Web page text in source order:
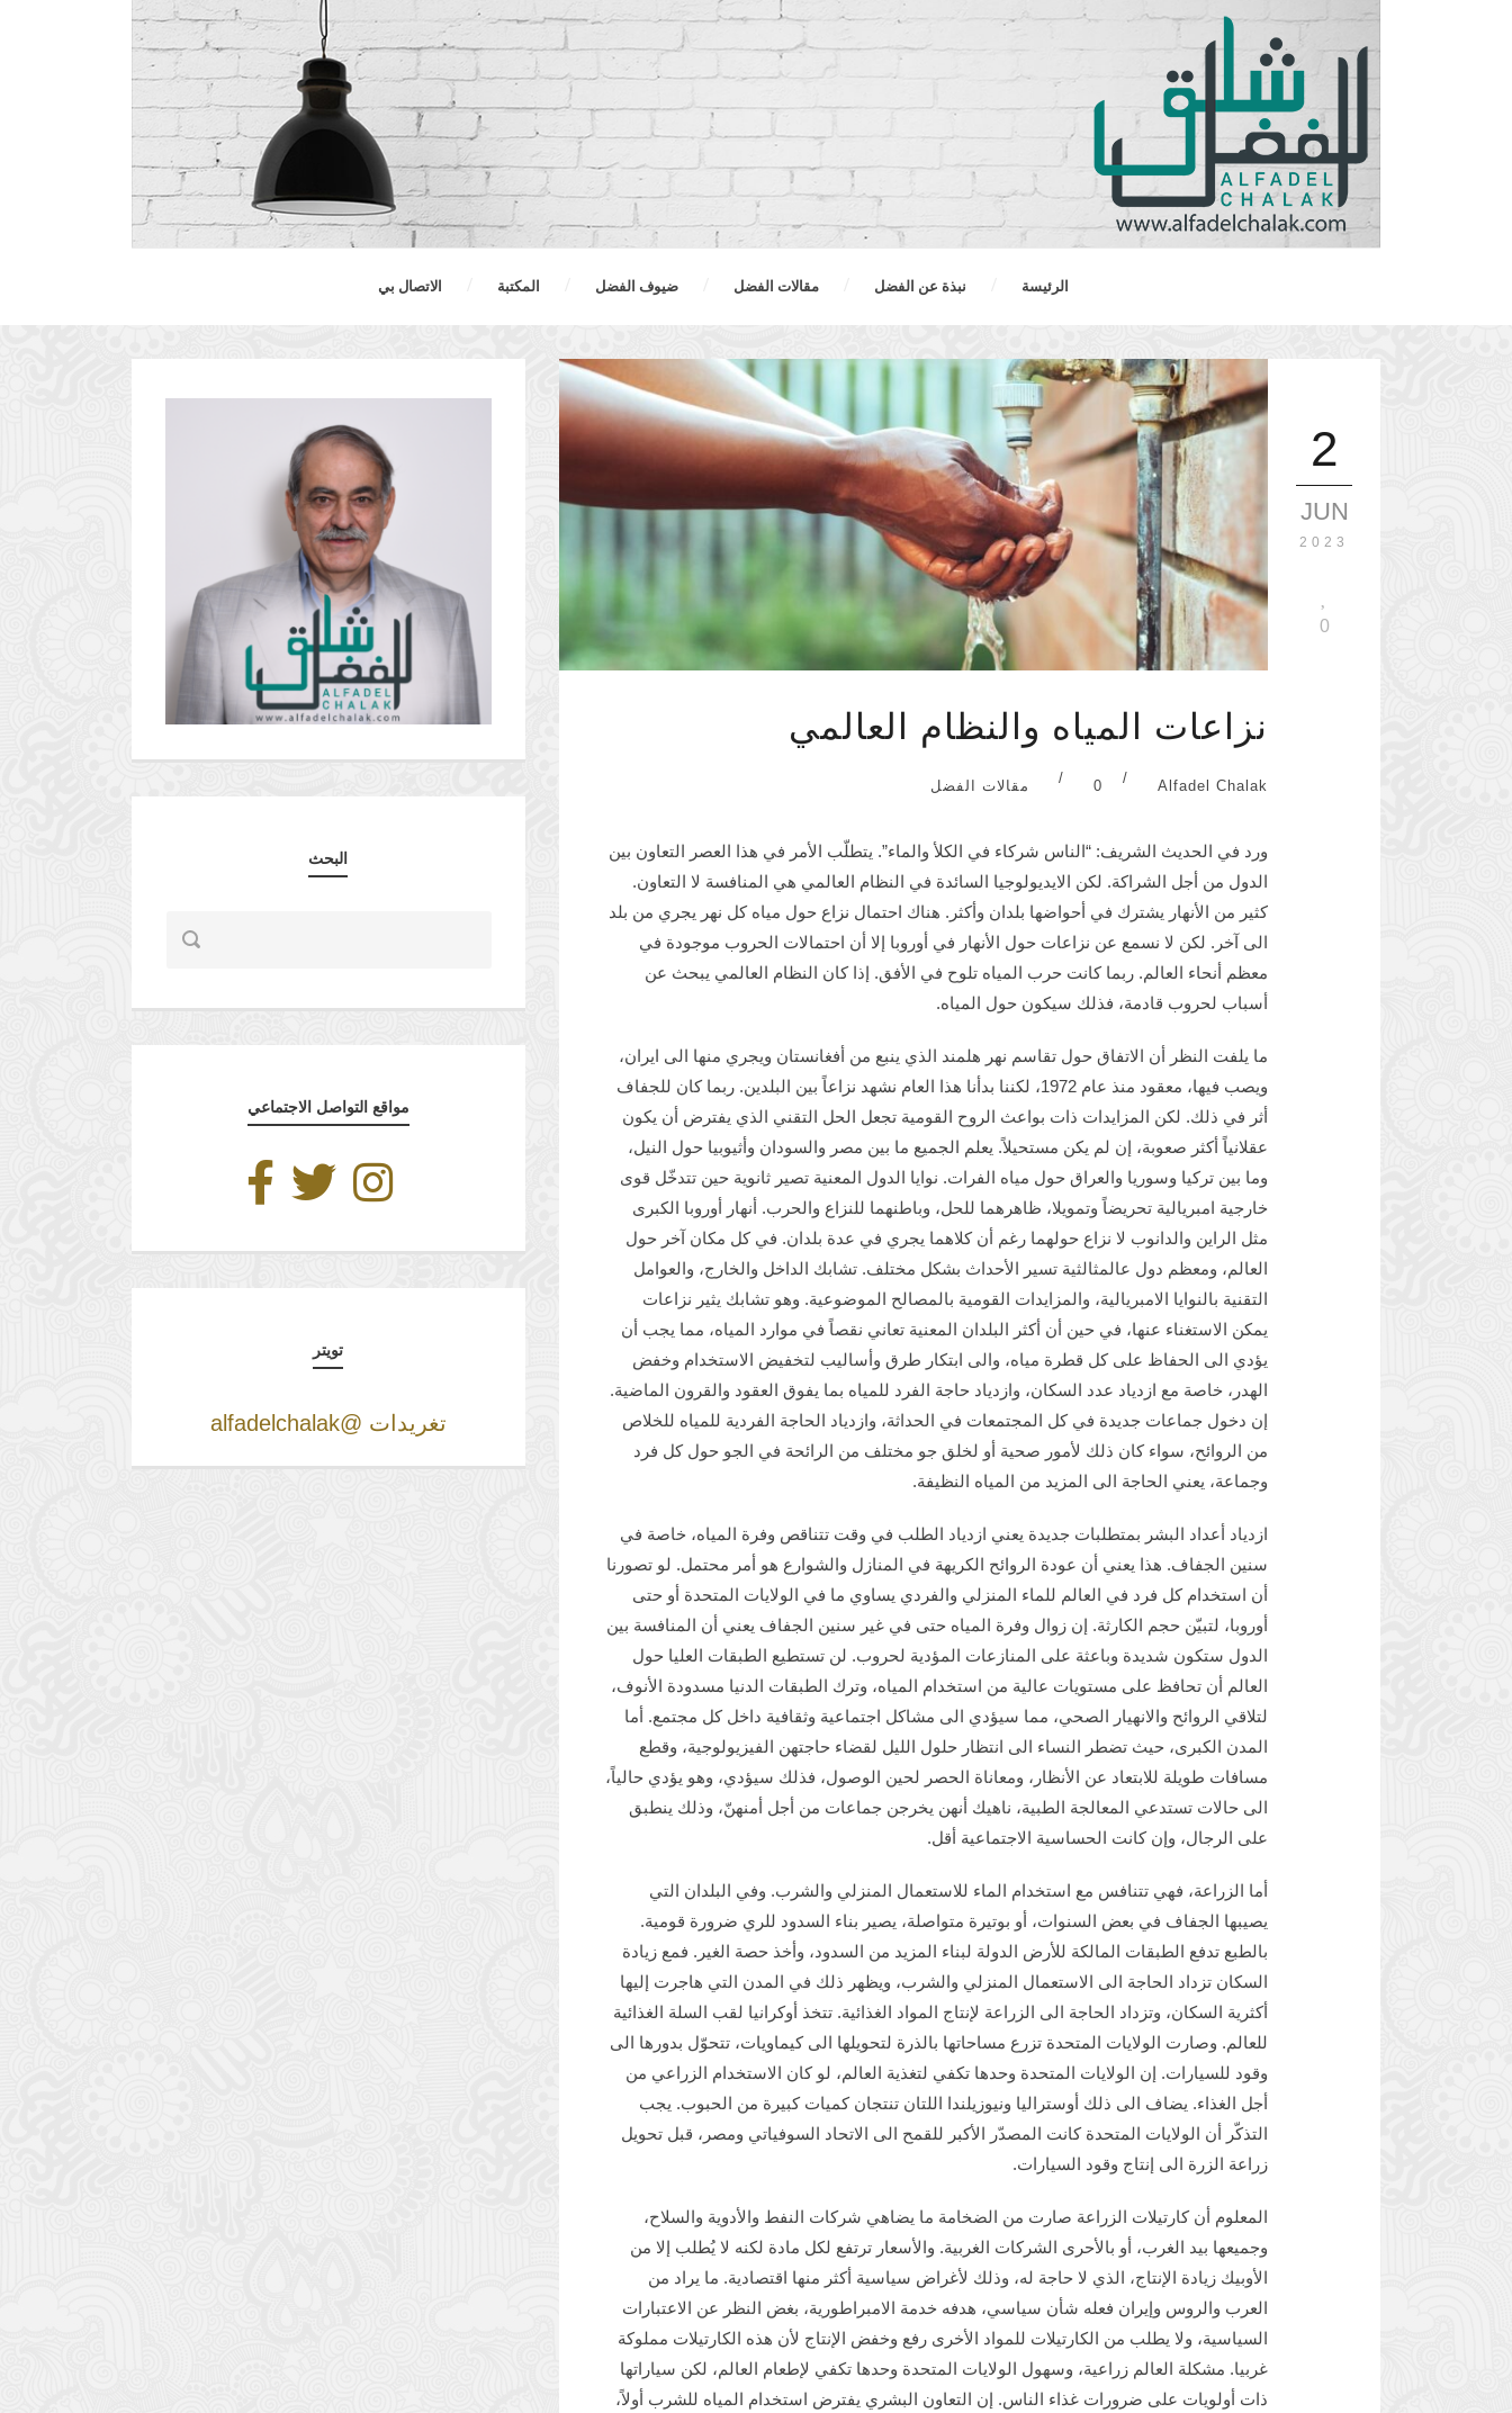
الرئيسة نبذة عن الفضل مقالات الفضل ضيوف الفضل المكتبة الاتصال بي
2
JUN
2023
0
نزاعات المياه والنظام العالمي
Alfadel Chalak
/
0
/ مقالات الفضل
ورد في الحديث الشريف: “الناس شركاء في الكلأ والماء”. يتطلّب الأمر في هذا العصر التعاون بين
الدول من أجل الشراكة. لكن الايديولوجيا السائدة في النظام العالمي هي المنافسة لا التعاون.
كثير من الأنهار يشترك في أحواضها بلدان وأكثر. هناك احتمال نزاع حول مياه كل نهر يجري من بلد
الى آخر. لكن لا نسمع عن نزاعات حول الأنهار في أوروبا إلا أن احتمالات الحروب موجودة في
معظم أنحاء العالم. ربما كانت حرب المياه تلوح في الأفق. إذا كان النظام العالمي يبحث عن
أسباب لحروب قادمة، فذلك سيكون حول المياه.
ما يلفت النظر أن الاتفاق حول تقاسم نهر هلمند الذي ينبع من أفغانستان ويجري منها الى ايران،
ويصب فيها، معقود منذ عام 1972، لكننا بدأنا هذا العام نشهد نزاعاً بين البلدين. ربما كان للجفاف
أثر في ذلك. لكن المزايدات ذات بواعث الروح القومية تجعل الحل التقني الذي يفترض أن يكون
عقلانياً أكثر صعوبة، إن لم يكن مستحيلاً. يعلم الجميع ما بين مصر والسودان وأثيوبيا حول النيل،
وما بين تركيا وسوريا والعراق حول مياه الفرات. نوايا الدول المعنية تصير ثانوية حين تتدخّل قوى
خارجية امبريالية تحريضاً وتمويلا، ظاهرهما للحل، وباطنهما للنزاع والحرب. أنهار أوروبا الكبرى
مثل الراين والدانوب لا نزاع حولهما رغم أن كلاهما يجري في عدة بلدان. في كل مكان آخر حول
العالم، ومعظم دول عالمثالثية تسير الأحداث بشكل مختلف. تشابك الداخل والخارج، والعوامل
التقنية بالنوايا الامبريالية، والمزايدات القومية بالمصالح الموضوعية. وهو تشابك يثير نزاعات
يمكن الاستغناء عنها، في حين أن أكثر البلدان المعنية تعاني نقصاً في موارد المياه، مما يجب أن
يؤدي الى الحفاظ على كل قطرة مياه، والى ابتكار طرق وأساليب لتخفيض الاستخدام وخفض
الهدر، خاصة مع ازدياد عدد السكان، وازدياد حاجة الفرد للمياه بما يفوق العقود والقرون الماضية.
إن دخول جماعات جديدة في كل المجتمعات في الحداثة، وازدياد الحاجة الفردية للمياه للخلاص
من الروائح، سواء كان ذلك لأمور صحية أو لخلق جو مختلف من الرائحة في الجو حول كل فرد
وجماعة، يعني الحاجة الى المزيد من المياه النظيفة.
ازدياد أعداد البشر بمتطلبات جديدة يعني ازدياد الطلب في وقت تتناقص وفرة المياه، خاصة في
سنين الجفاف. هذا يعني أن عودة الروائح الكريهة في المنازل والشوارع هو أمر محتمل. لو تصورنا
أن استخدام كل فرد في العالم للماء المنزلي والفردي يساوي ما في الولايات المتحدة أو حتى
أوروبا، لتبيّن حجم الكارثة. إن زوال وفرة المياه حتى في غير سنين الجفاف يعني أن المنافسة بين
الدول ستكون شديدة وباعثة على المنازعات المؤدية لحروب. لن تستطيع الطبقات العليا حول
العالم أن تحافظ على مستويات عالية من استخدام المياه، وترك الطبقات الدنيا مسدودة الأنوف،
لتلاقي الروائح والانهيار الصحي، مما سيؤدي الى مشاكل اجتماعية وثقافية داخل كل مجتمع. أما
المدن الكبرى، حيث تضطر النساء الى انتظار حلول الليل لقضاء حاجتهن الفيزيولوجية، وقطع
مسافات طويلة للابتعاد عن الأنظار، ومعاناة الحصر لحين الوصول، فذلك سيؤدي، وهو يؤدي حالياً،
الى حالات تستدعي المعالجة الطبية، ناهيك أنهن يخرجن جماعات من أجل أمنهنّ، وذلك ينطبق
على الرجال، وإن كانت الحساسية الاجتماعية أقل.
أما الزراعة، فهي تتنافس مع استخدام الماء للاستعمال المنزلي والشرب. وفي البلدان التي
يصيبها الجفاف في بعض السنوات، أو بوتيرة متواصلة، يصير بناء السدود للري ضرورة قومية.
بالطبع تدفع الطبقات المالكة للأرض الدولة لبناء المزيد من السدود، وأخذ حصة الغير. فمع زيادة
السكان تزداد الحاجة الى الاستعمال المنزلي والشرب، ويظهر ذلك في المدن التي هاجرت إليها
أكثرية السكان، وتزداد الحاجة الى الزراعة لإنتاج المواد الغذائية. تتخذ أوكرانيا لقب السلة الغذائية
للعالم. وصارت الولايات المتحدة تزرع مساحاتها بالذرة لتحويلها الى كيماويات، تتحوّل بدورها الى
وقود للسيارات. إن الولايات المتحدة وحدها تكفي لتغذية العالم، لو كان الاستخدام الزراعي من
أجل الغذاء. يضاف الى ذلك أوستراليا ونيوزيلندا اللتان تنتجان كميات كبيرة من الحبوب. يجب
التذكّر أن الولايات المتحدة كانت المصدّر الأكبر للقمح الى الاتحاد السوفياتي ومصر، قبل تحويل
زراعة الزرة الى إنتاج وقود السيارات.
المعلوم أن كارتيلات الزراعة صارت من الضخامة ما يضاهي شركات النفط والأدوية والسلاح،
وجميعها بيد الغرب، أو بالأحرى الشركات الغربية. والأسعار ترتفع لكل مادة لكنه لا يُطلب إلا من
الأوبيك زيادة الإنتاج، الذي لا حاجة له، وذلك لأغراض سياسية أكثر منها اقتصادية. ما يراد من
العرب والروس وإيران فعله شأن سياسي، هدفه خدمة الامبراطورية، بغض النظر عن الاعتبارات
السياسية، ولا يطلب من الكارتيلات للمواد الأخرى رفع وخفض الإنتاج لأن هذه الكارتيلات مملوكة
غربيا. مشكلة العالم زراعية، وسهول الولايات المتحدة وحدها تكفي لإطعام العالم، لكن سياراتها
ذات أولويات على ضرورات غذاء الناس. إن التعاون البشري يفترض استخدام المياه للشرب أولاً،
البحث
مواقع التواصل الاجتماعي
تويتر
تغريدات @alfadelchalak